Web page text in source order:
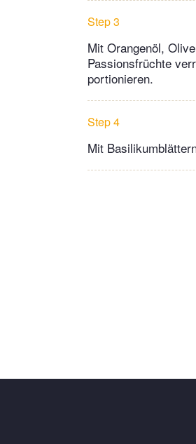
Step 3
Mit Orangenöl,
Passionsfrüchte
portionieren.
Step 4
Mit